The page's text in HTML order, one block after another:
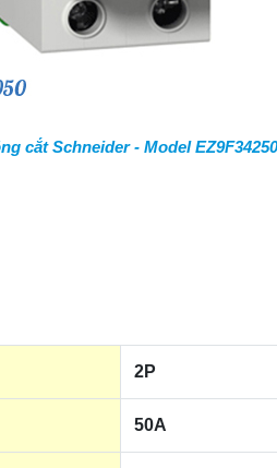
cắt Schneider - Model
2P
50A